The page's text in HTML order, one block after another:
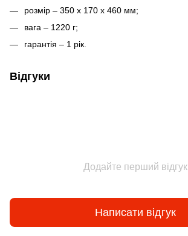
розмір – 350 х 170 х 460 мм;
вага – 1220 г;
гарантія – 1 рік.
Відгуки
Додайте перший відгук
Написати відгук